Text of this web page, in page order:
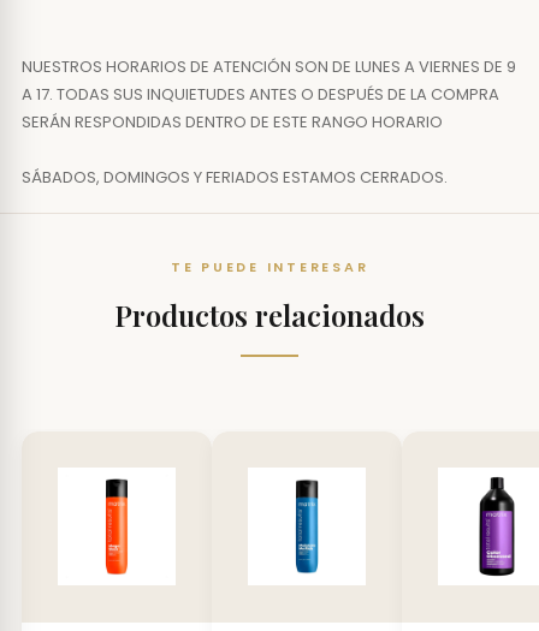
NUESTROS HORARIOS DE ATENCIÓN SON DE LUNES A VIERNES DE 9
A 17. TODAS SUS INQUIETUDES ANTES O DESPUÉS DE LA COMPRA
SERÁN RESPONDIDAS DENTRO DE ESTE RANGO HORARIO
SÁBADOS, DOMINGOS Y FERIADOS ESTAMOS CERRADOS.
TE PUEDE INTERESAR
Productos relacionados